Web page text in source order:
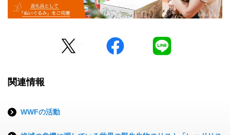
facebook
関連情報
WWFの活動